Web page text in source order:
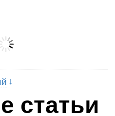
статьи